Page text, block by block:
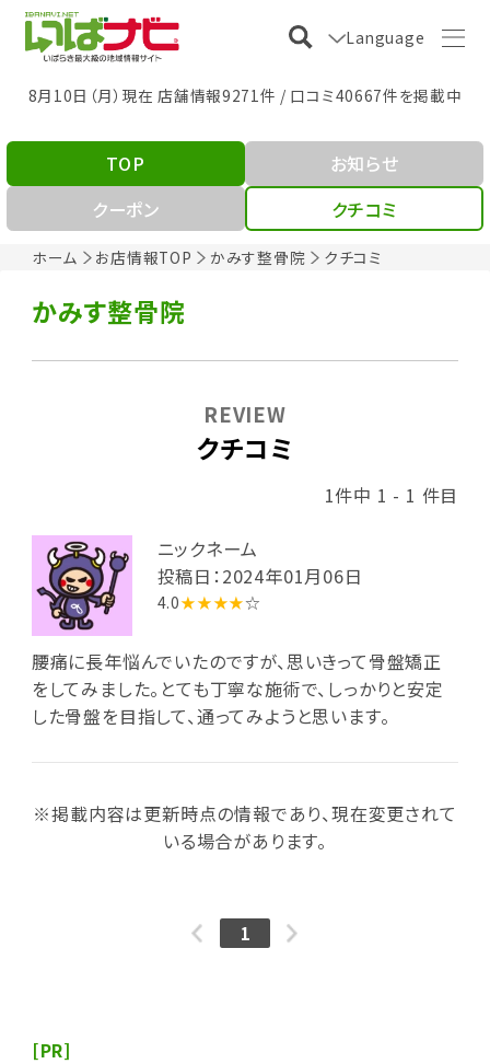
Language
8月10日（月）現在 店舗情報9271件 / 口コミ40667件を掲載中
ホーム お店情報TOP かみす整骨院 クチコミ
TOP
お知らせ
クーポン
クチコミ
かみす整骨院
クチコミ
REVIEW
1件中 1 - 1 件目
ニックネーム
投稿日：2024年01月06日
4.0★★★★☆
腰痛に長年悩んでいたのですが、思いきって骨盤矯正
をしてみました。とても丁寧な施術で、しっかりと安定
した骨盤を目指して、通ってみようと思います。
※掲載内容は更新時点の情報であり、現在変更されて
いる場合があります。
1
[PR]